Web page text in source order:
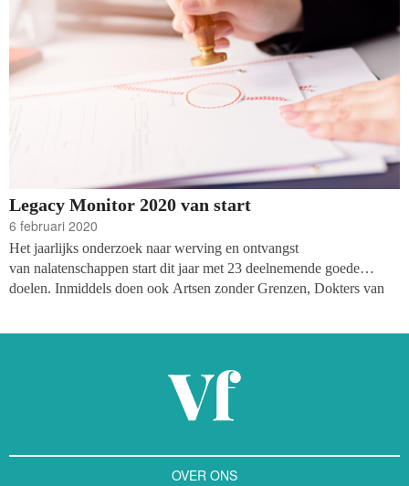
Legacy Monitor 2020 van start
6 februari 2020
Het jaarlijks onderzoek naarwerving en ontvangst
van nalatenschappen start dit jaar met 23 deelnemende goede
doelen. Inmiddels doen ook Artsen zonderGrenzen, Dokters van
OVER ONS